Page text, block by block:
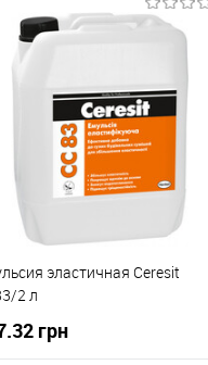
В корзину
порівняння
В вибране
Під
замовлення
эластичная Ceresit
2 л
грн